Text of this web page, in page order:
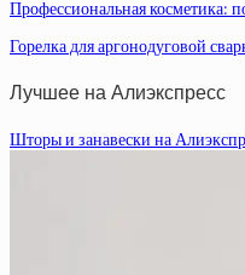
Профессиональная косметика:
Горелка для аргонодуговой
Лучшее на Алиэкспресс
Шторы и занавески на